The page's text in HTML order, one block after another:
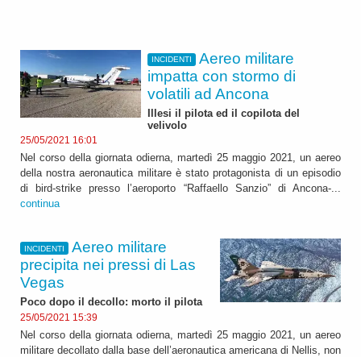
INCIDENTI
Aereo militare
impatta con stormo di
volatili ad Ancona
Illesi il pilota ed il copilota del
velivolo
25/05/2021 16:01
Nel corso della giornata odierna, martedì 25 maggio 2021, un aereo
della nostra aeronautica militare è stato protagonista di un episodio
di bird-strike presso l’aeroporto “Raffaello Sanzio” di Ancona-...
continua
INCIDENTI
Aereo militare
precipita nei pressi di Las
Vegas
Poco dopo il decollo: morto il pilota
25/05/2021 15:39
Nel corso della giornata odierna, martedì 25 maggio 2021, un aereo
militare decollato dalla base dell’aeronautica americana di Nellis, non